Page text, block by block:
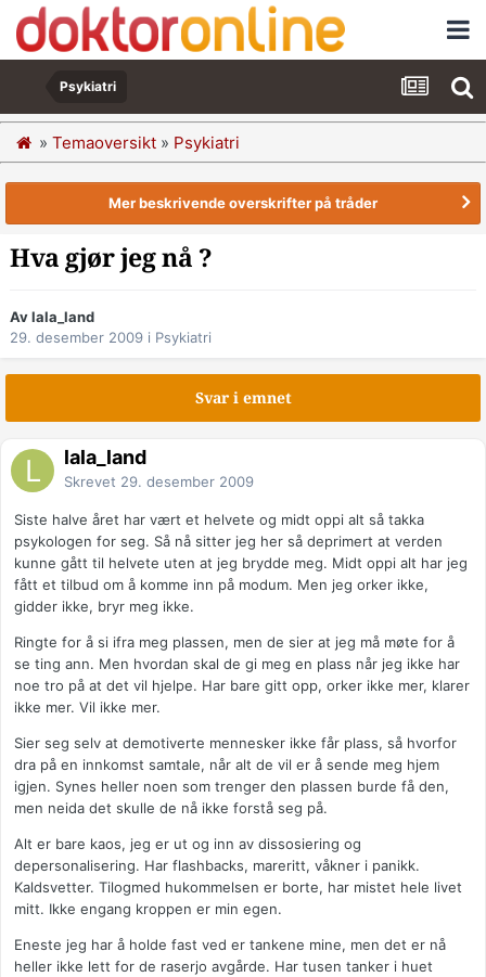
Psykiatri
» Temaoversikt » Psykiatri
Mer beskrivende overskrifter på tråder
Hva gjør jeg nå ?
Av lala_land
29. desember 2009 i Psykiatri
Svar i emnet
lala_land
Skrevet 29. desember 2009
Siste halve året har vært et helvete og midt oppi alt så takka
psykologen for seg. Så nå sitter jeg her så deprimert at verden
kunne gått til helvete uten at jeg brydde meg. Midt oppi alt har jeg
fått et tilbud om å komme inn på modum. Men jeg orker ikke,
gidder ikke, bryr meg ikke.
Ringte for å si ifra meg plassen, men de sier at jeg må møte for å
se ting ann. Men hvordan skal de gi meg en plass når jeg ikke har
noe tro på at det vil hjelpe. Har bare gitt opp, orker ikke mer, klarer
ikke mer. Vil ikke mer.
Sier seg selv at demotiverte mennesker ikke får plass, så hvorfor
dra på en innkomst samtale, når alt de vil er å sende meg hjem
igjen. Synes heller noen som trenger den plassen burde få den,
men neida det skulle de nå ikke forstå seg på.
Alt er bare kaos, jeg er ut og inn av dissosiering og
depersonalisering. Har flashbacks, mareritt, våkner i panikk.
Kaldsvetter. Tilogmed hukommelsen er borte, har mistet hele livet
mitt. Ikke engang kroppen er min egen.
Eneste jeg har å holde fast ved er tankene mine, men det er nå
heller ikke lett for de raserjo avgårde. Har tusen tanker i huet